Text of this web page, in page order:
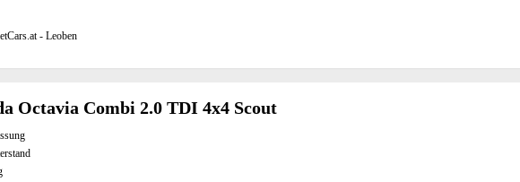
- Leoben
Octavia Combi 2.0 TDI 4x4 Scout